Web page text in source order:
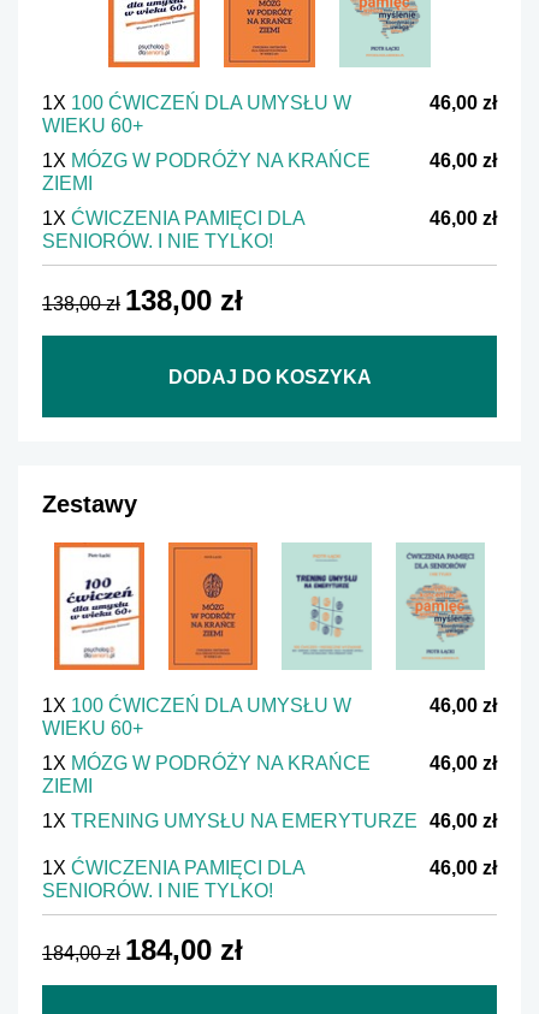
1X 100 ĆWICZEŃ DLA UMYSŁU W
WIEKU 60+
46,00 zł
1X MÓZG W PODRÓŻY NA KRAŃCE
ZIEMI
46,00 zł
1X ĆWICZENIA PAMIĘCI DLA
SENIORÓW. I NIE TYLKO!
46,00 zł
138,00 zł 138,00 zł
DODAJ DO KOSZYKA
Zestawy
1X 100 ĆWICZEŃ DLA UMYSŁU W
WIEKU 60+
46,00 zł
1X MÓZG W PODRÓŻY NA KRAŃCE
ZIEMI
46,00 zł
1X TRENING UMYSŁU NA EMERYTURZE 46,00 zł
1X ĆWICZENIA PAMIĘCI DLA
SENIORÓW. I NIE TYLKO!
46,00 zł
184,00 zł 184,00 zł